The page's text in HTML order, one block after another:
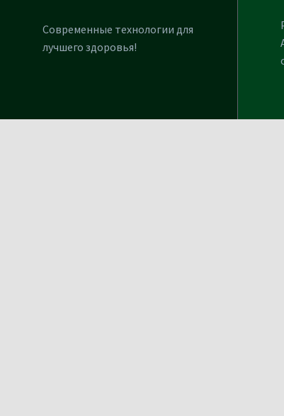
Современные технологии для
лучшего здоровья!